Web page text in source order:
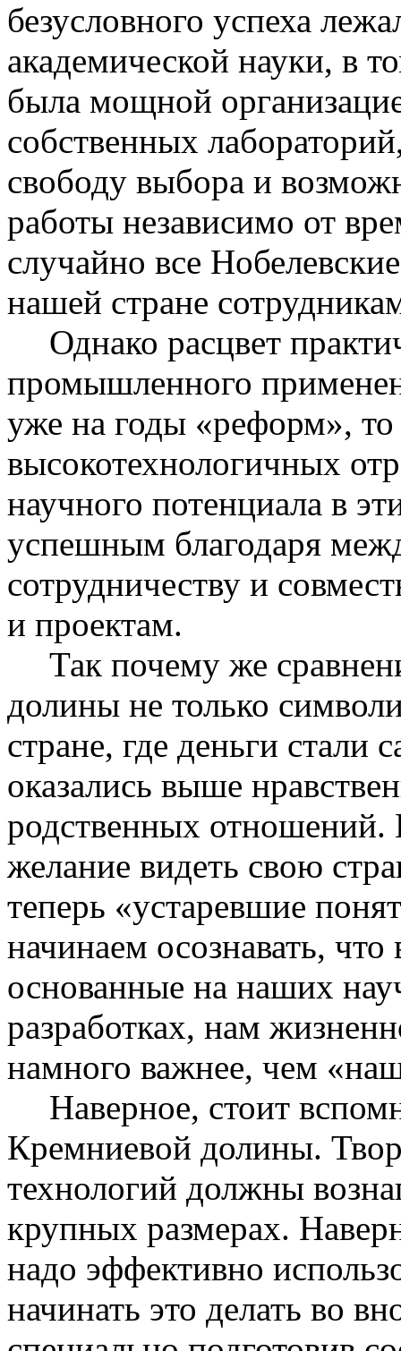
безусловного успеха
академической науки, в
была мощной
собственных
свободу выбора и
работы независимо от
случайно все
нашей стране
Однако расцвет
промышленного
уже на годы «реформ»,
высокотехнологичных
научного потенциала в
успешным благодаря
сотрудничеству и
и проектам.
Так почему же
долины не только
стране, где деньги стали
оказались выше
родственных отношений.
желание видеть свою
теперь «устаревшие
начинаем осознавать,
основанные на наших
разработках, нам
намного важнее, чем
Наверное, стоит
Кремниевой долины.
технологий должны
крупных размерах.
надо эффективно
начинать это делать во